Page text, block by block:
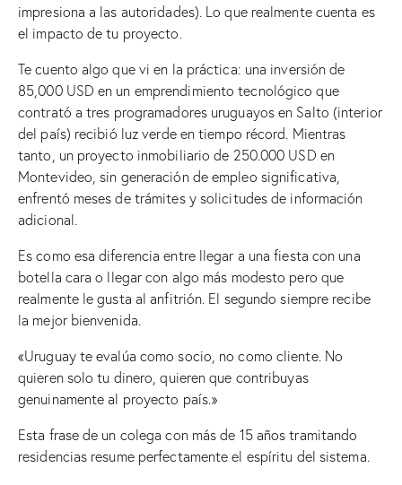
impresiona a las autoridades). Lo que realmente cuenta es
el impacto de tu proyecto.
Te cuento algo que vi en la práctica: una inversión de
85,000 USD en un emprendimiento tecnológico que
contrató a tres programadores uruguayos en Salto (interior
del país) recibió luz verde en tiempo récord. Mientras
tanto, un proyecto inmobiliario de 250.000 USD en
Montevideo, sin generación de empleo significativa,
enfrentó meses de trámites y solicitudes de información
adicional.
Es como esa diferencia entre llegar a una fiesta con una
botella cara o llegar con algo más modesto pero que
realmente le gusta al anfitrión. El segundo siempre recibe
la mejor bienvenida.
«Uruguay te evalúa como socio, no como cliente. No
quieren solo tu dinero, quieren que contribuyas
genuinamente al proyecto país.»
Esta frase de un colega con más de 15 años tramitando
residencias resume perfectamente el espíritu del sistema.